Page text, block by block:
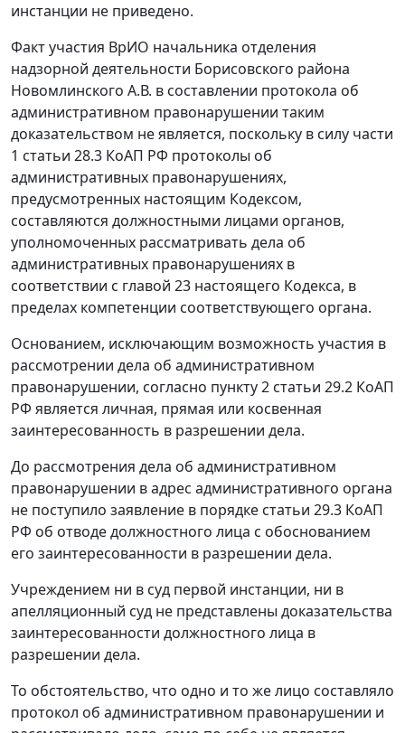
инстанции не приведено.
Факт участия ВрИО начальника отделения
надзорной деятельности Борисовского района
Новомлинского А.В. в составлении протокола об
административном правонарушении таким
доказательством не является, поскольку в силу части
1 статьи 28.3 КоАП РФ протоколы об
административных правонарушениях,
предусмотренных настоящим Кодексом,
составляются должностными лицами органов,
уполномоченных рассматривать дела об
административных правонарушениях в
соответствии с главой 23 настоящего Кодекса, в
пределах компетенции соответствующего органа.
Основанием, исключающим возможность участия в
рассмотрении дела об административном
правонарушении, согласно пункту 2 статьи 29.2 КоАП
РФ является личная, прямая или косвенная
заинтересованность в разрешении дела.
До рассмотрения дела об административном
правонарушении в адрес административного органа
не поступило заявление в порядке статьи 29.3 КоАП
РФ об отводе должностного лица с обоснованием
его заинтересованности в разрешении дела.
Учреждением ни в суд первой инстанции, ни в
апелляционный суд не представлены доказательства
заинтересованности должностного лица в
разрешении дела.
То обстоятельство, что одно и то же лицо составляло
протокол об административном правонарушении и